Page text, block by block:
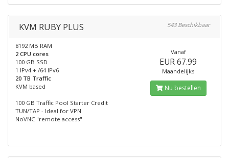
KVM RUBY PLUS 543 Beschikbaar
8192 MB RAM
2 CPU cores
100 GB SSD
1 IPv4 + /64 IPv6
20 TB Traffic
KVM based
100 GB Traffic Pool Starter Credit
TUN/TAP - Ideal for VPN
NoVNC "remote access"
Vanaf
EUR 67.99
Maandelijks
Nu bestellen